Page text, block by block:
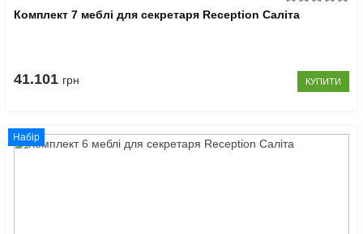
Комплект 7 меблі для секретаря Reception Саліта
41.101 грн КУПИТИ
Набір